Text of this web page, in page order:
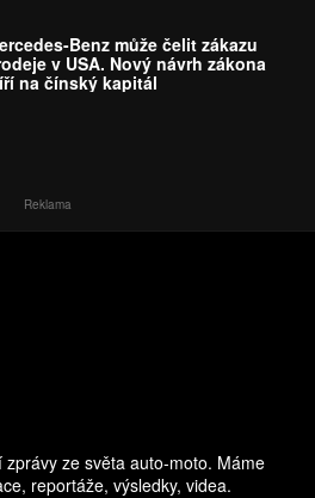
Benz může čelit zákazu
v USA. Nový návrh zákona
na čínský kapitál
Reklama
ze světa auto-moto. Máme
reportáže, výsledky, videa.